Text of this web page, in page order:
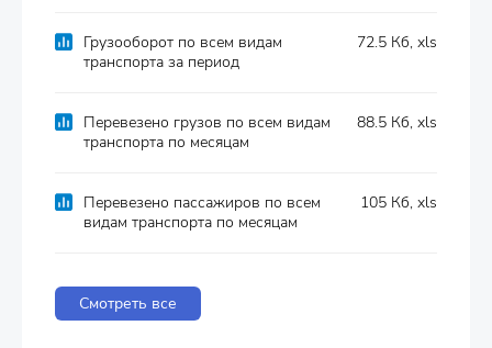
Грузооборот по всем видам
транспорта за период
72.5 Кб, xls
Перевезено грузов по всем видам
транспорта по месяцам
88.5 Кб, xls
Перевезено пассажиров по всем
видам транспорта по месяцам
105 Кб, xls
Смотреть все